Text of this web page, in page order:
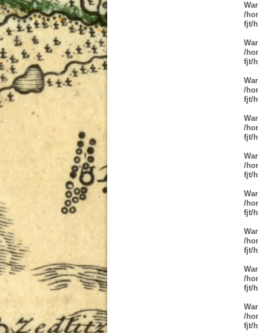
/
fjt/
/
fjt/
/
fjt/
/
fjt/
/
fjt/
/
fjt/
/
fjt/
/
fjt/
/
fjt/